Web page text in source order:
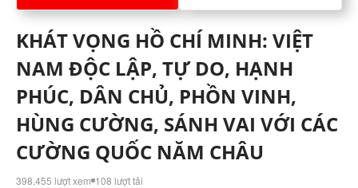
KHÁT VỌNG HỒ CHÍ MINH: VIỆT
NAM ĐỘC LẬP, TỰ DO, HẠNH
PHÚC, DÂN CHỦ, PHỒN VINH,
HÙNG CƯỜNG, SÁNH VAI VỚI CÁC
CƯỜNG QUỐC NĂM CHÂU
398,455 lượt xem 108 lượt tải